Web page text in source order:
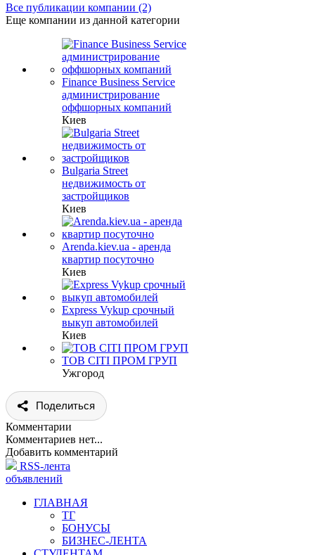
Все публикации компании (2)
Еще компании из данной категории
Finance Business Service
администрирование
оффшорных компаний
Киев
Bulgaria Street
недвижимость от
застройщиков
Киев
Arenda.kiev.ua - аренда
квартир посуточно
Киев
Express Vykup срочный
выкуп автомобилей
Киев
ТОВ СІТІ ПРОМ ГРУП
Ужгород
Поделиться
Комментарии
Комментариев нет...
Добавить комментарий
RSS-лента
объявлений
ГЛАВНАЯ
ТГ
БОНУСЫ
БИЗНЕС-ЛЕНТА